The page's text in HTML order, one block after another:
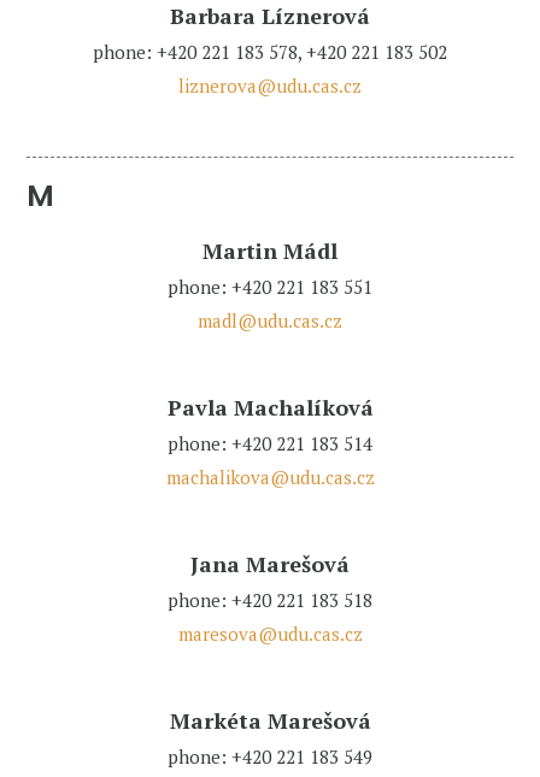
Barbara Líznerová
phone: +420 221 183 578, +420 221 183 502
liznerova@udu.cas.cz
M
Martin Mádl
phone: +420 221 183 551
madl@udu.cas.cz
Pavla Machalíková
phone: +420 221 183 514
machalikova@udu.cas.cz
Jana Marešová
phone: +420 221 183 518
maresova@udu.cas.cz
Markéta Marešová
phone: +420 221 183 549